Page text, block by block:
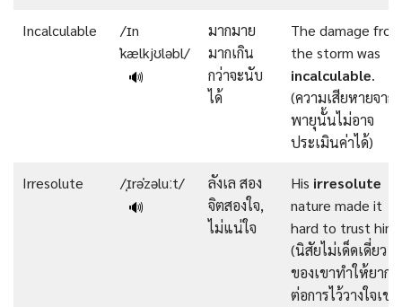
Incalculable
/ɪn
ˈkælkjʊləbl/
🔊
มากมาย
มากเกิน
กว่าจะนับ
ได้
The damage from
the storm was
incalculable.
(ความเสียหายจาก
พายุนั้นไม่อาจ
ประเมินค่าได้)
Irresolute
/ˌɪrəˈzəluːt/
🔊
ลังเล สอง
จิตสองใจ,
ไม่แน่ใจ
His irresolute
nature made it
hard to trust him.
(นิสัยไม่เด็ดเดี่ยว
ของเขาทำให้ยาก
ต่อการไว้วางใจเขา)